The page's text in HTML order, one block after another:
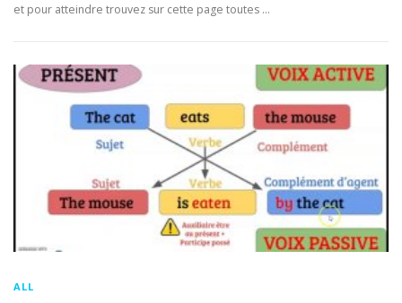
et pour atteindre trouvez sur cette page toutes …
ALL